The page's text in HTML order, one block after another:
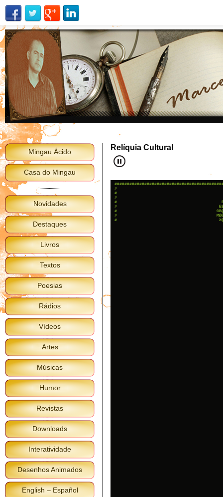
Mingau Ácido
Casa do Mingau
Novidades
Destaques
Livros
Textos
Poesias
Rádios
Vídeos
Artes
Músicas
Humor
Revistas
Downloads
Interatividade
Desenhos Animados
English – Español
Relíquia Cultural
# ri..
# 7.
# NL
# B0
#
#
#
#